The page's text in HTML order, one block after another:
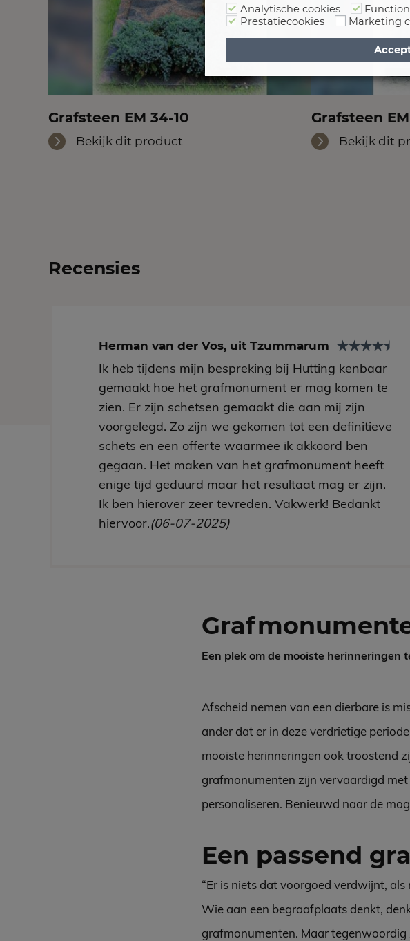
Grafsteen EM 34-10
Bekijk dit product
Grafsteen
Bekijk dit
Recensies
Herman van der Vos, uit Tzummarum
Ik heb tijdens mijn bespreking bij Hutting kenbaar
gemaakt hoe het grafmonument er mag komen te
zien. Er zijn schetsen gemaakt die aan mij zijn
voorgelegd. Zo zijn we gekomen tot een definitieve
schets en een offerte waarmee ik akkoord ben
gegaan. Het maken van het grafmonument heeft
enige tijd geduurd maar het resultaat mag er zijn.
Ik ben hierover zeer tevreden. Vakwerk! Bedankt
hiervoor.(06-07-2025)
Een plek om de mooiste herinneringen
Afscheid nemen van een dierbare is
ander dat er in deze verdrietige
mooiste herinneringen ook troostend
grafmonumenten zijn vervaardigd
personaliseren. Benieuwd naar de
Een passend
“Er is niets dat voorgoed verdwijnt,
Wie aan een begraafplaats denkt,
grafmonumenten. Maar tegenwoordig
Analytische cookies
Prestatiecookies
Marketing